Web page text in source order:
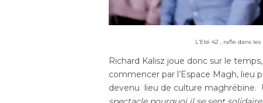
L’Eté 42 , rafle dans
Richard Kalisz joue donc sur le
commencer par l’Espace Magh, lieu
devenu lieu de culture maghrébine.